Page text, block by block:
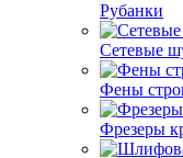
Рубанки
Сетевые
Фены
Фрезеры